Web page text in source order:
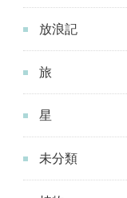
放浪記
旅
星
未分類